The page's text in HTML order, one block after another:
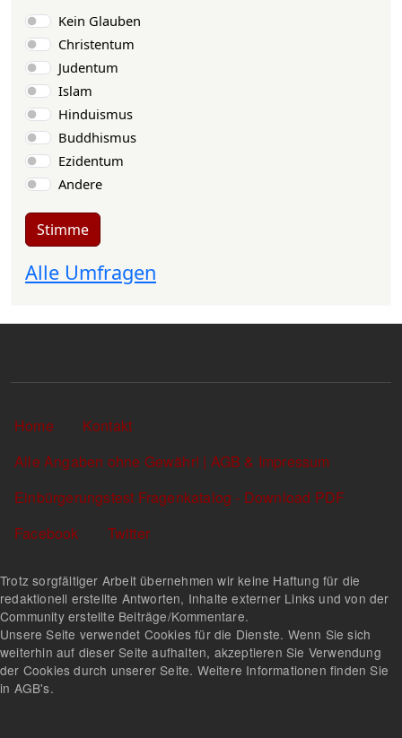
Auswahlmöglichkeiten
Kein Glauben
Christentum
Judentum
Islam
Hinduismus
Buddhismus
Ezidentum
Andere
Stimme
Alle Umfragen
Sekundärlinks
Home
Kontakt
Alle Angaben ohne Gewähr! | AGB & Impressum
Einbürgerungstest Fragenkatalog - Download PDF
Facebook
Twitter
Trotz sorgfältiger Arbeit übernehmen wir keine Haftung für die
redaktionell erstellte Antworten, Inhalte externer Links und von der
Community erstellte Beiträge/Kommentare.
Unsere Seite verwendet Cookies für die Dienste. Wenn Sie sich
weiterhin auf dieser Seite aufhalten, akzeptieren Sie Verwendung
der Cookies durch unserer Seite. Weitere Informationen finden Sie
in AGB's.